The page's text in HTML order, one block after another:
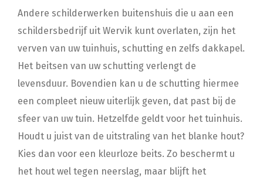
Andere schilderwerken buitenshuis die u aan een
schildersbedrijf uit Wervik kunt overlaten, zijn het
verven van uw tuinhuis, schutting en zelfs dakkapel.
Het beitsen van uw schutting verlengt de
levensduur. Bovendien kan u de schutting hiermee
een compleet nieuw uiterlijk geven, dat past bij de
sfeer van uw tuin. Hetzelfde geldt voor het tuinhuis.
Houdt u juist van de uitstraling van het blanke hout?
Kies dan voor een kleurloze beits. Zo beschermt u
het hout wel tegen neerslag, maar blijft het